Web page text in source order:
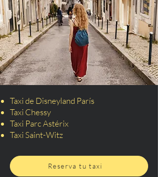
Taxi de Disneyland París
Taxi Chessy
Taxi Parc Astérix
Taxi Saint-Witz
Reserva tu taxi